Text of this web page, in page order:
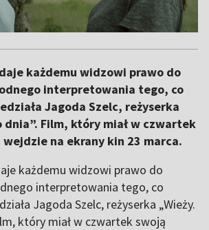
każdemu widzowi prawo do
interpretowania tego, co
Jagoda Szelc, reżyserka
dnia”. Film, który miał w czwartek
na ekrany kin 23 marca.
każdemu widzowi prawo do
interpretowania tego, co
Jagoda Szelc, reżyserka „Wieży.
który miał w czwartek swoją